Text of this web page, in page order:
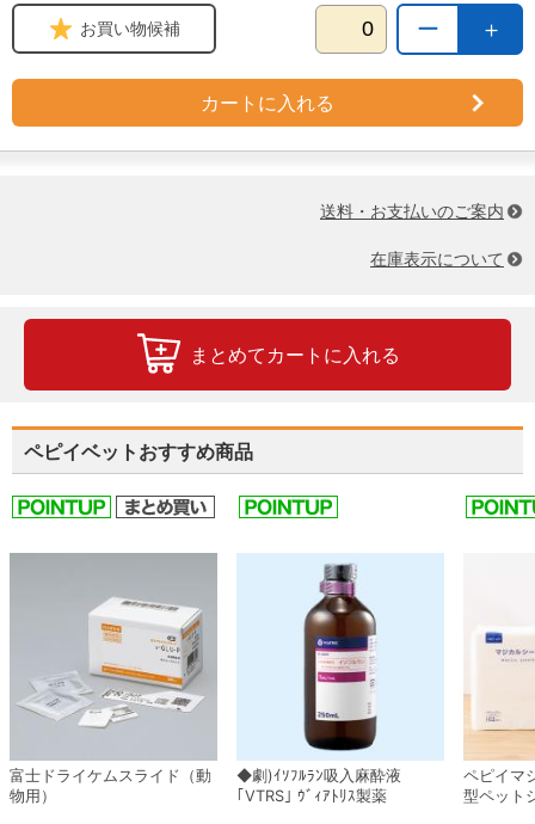
＋
ー
お買い物候補
カートに入れる
送料・お支払いのご案内
在庫表示について
まとめてカートに入れる
ペピイベットおすすめ商品
富士ドライケムスライド（動
物用）
◆劇)ｲｿﾌﾙﾗﾝ吸入麻酔液
｢VTRS｣ ｳﾞｨｱﾄﾘｽ製薬
ペピイマ
型ペット